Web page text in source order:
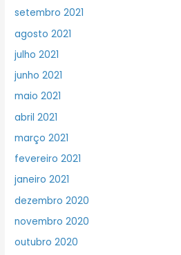
setembro 2021
agosto 2021
julho 2021
junho 2021
maio 2021
abril 2021
março 2021
fevereiro 2021
janeiro 2021
dezembro 2020
novembro 2020
outubro 2020